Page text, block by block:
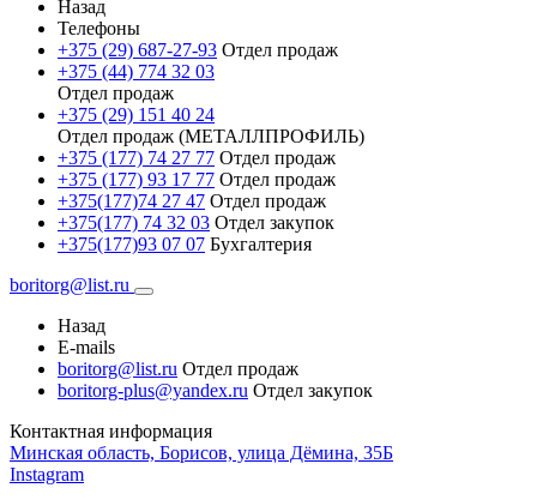
Назад
Телефоны
+375 (29) 687-27-93 Отдел продаж
+375 (44) 774 32 03
Отдел продаж
+375 (29) 151 40 24
Отдел продаж (МЕТАЛЛПРОФИЛЬ)
+375 (177) 74 27 77 Отдел продаж
+375 (177) 93 17 77 Отдел продаж
+375(177)74 27 47 Отдел продаж
+375(177) 74 32 03 Отдел закупок
+375(177)93 07 07 Бухгалтерия
boritorg@list.ru
Назад
E-mails
boritorg@list.ru Отдел продаж
boritorg-plus@yandex.ru Отдел закупок
Контактная информация
Минская область, Борисов, улица Дёмина, 35Б
Instagram